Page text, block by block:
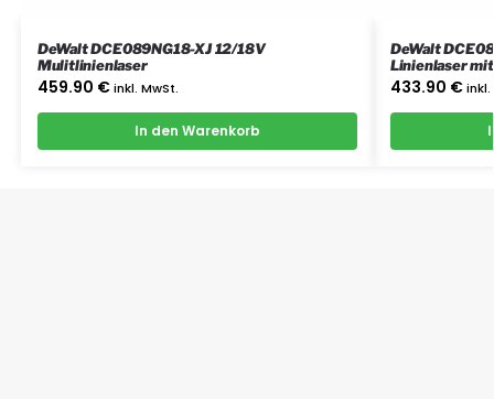
DeWalt DCE089NG18-XJ 12/18V
Mulitlinienlaser
459.90 € inkl. MwSt.
In den Warenkorb
DeWalt
Linienlaser
Koffer
433.90 € inkl.